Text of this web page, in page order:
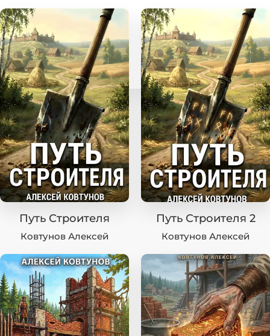
Путь Строителя
Ковтунов Алексей
Путь Строителя 2
Ковтунов Алексей